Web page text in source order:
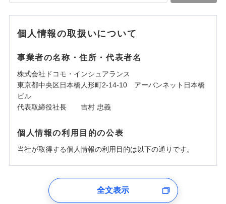
個人情報の取扱いについて
事業者の名称・住所・代表者名
株式会社ドコモ・インシュアランス
東京都中央区日本橋人形町2-14-10 アーバンネット日本橋
ビル
代表取締役社長 吉村 忠義
個人情報の利用目的の公表
当社が取得する個人情報の利用目的は以下の通りです。
ユーザー登録受付および、管理のため
全文表示